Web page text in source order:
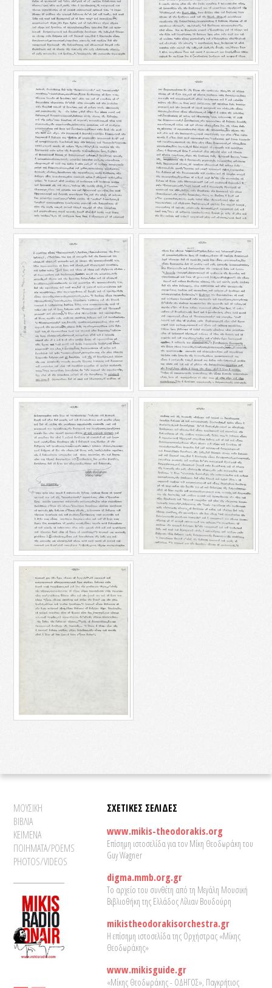
ΜΟΥΣΙΚΗ
ΒΙΒΛΙΑ
ΚΕΙΜΕΝΑ
ΠΟΙΗΜΑΤΑ/POEMS
PHOTOS/VIDEOS
ΣΧΕΤΙΚΕΣ ΣΕΛΙΔΕΣ
www.mikis-theodorakis.org
Επίσημη ιστοσελίδα για τον Μίκη Θεοδωράκη του
Guy Wagner
digma.mmb.org.gr
Το αρχείο του συνθέτη από τη Μεγάλη Μουσική
Βιβλιοθήκη της Ελλάδος Λίλιαν Βουδούρη
mikistheodorakisorchestra.gr
Η επίσημη ιστοσελίδα της Ορχήστρας «Μίκης
Θεοδωράκης»
www.mikisguide.gr
«Μίκης Θεοδωράκης - ΟΔΗΓΟΣ», Παγκρήτιος